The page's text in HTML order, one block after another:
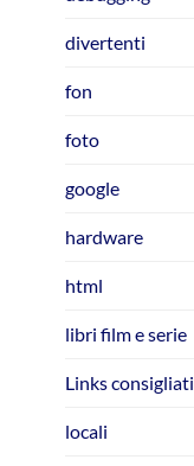
divertenti
fon
foto
google
hardware
html
libri film e serie
Links consigliati
locali